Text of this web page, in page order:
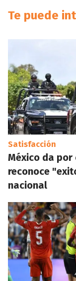
Te puede
Satisfacción
México da por
reconoce
nacional